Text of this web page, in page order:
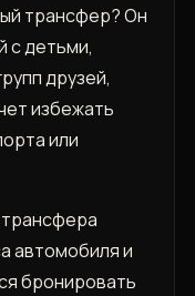
трансфер? Он
с детьми‚
друзей‚
избежать
или
автомобиля и
бронировать